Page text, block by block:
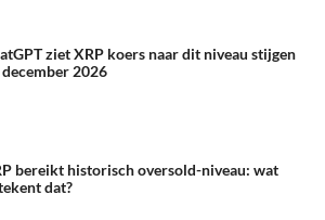
ziet XRP koers naar dit niveau stijgen
2026
bereikt historisch oversold-niveau: wat
dat?